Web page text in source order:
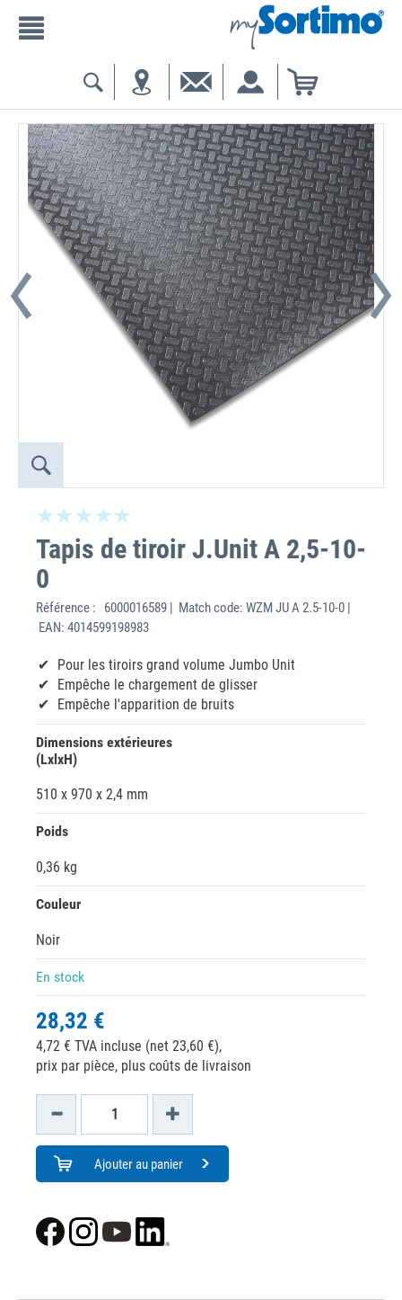
Tapis de tiroir J.Unit A 2,5-10-
0
Référence :
6000016589 | Match code: WZM JU A 2.5-10-0 |
EAN: 4014599198983
Pour les tiroirs grand volume Jumbo Unit
Empêche le chargement de glisser
Empêche l'apparition de bruits
Dimensions extérieures
(LxlxH)
510 x 970 x 2,4 mm
Poids
0,36 kg
Couleur
Noir
En stock
28,32 €
4,72 € TVA incluse (net 23,60 €),
prix par pièce, plus coûts de livraison
Ajouter au panier